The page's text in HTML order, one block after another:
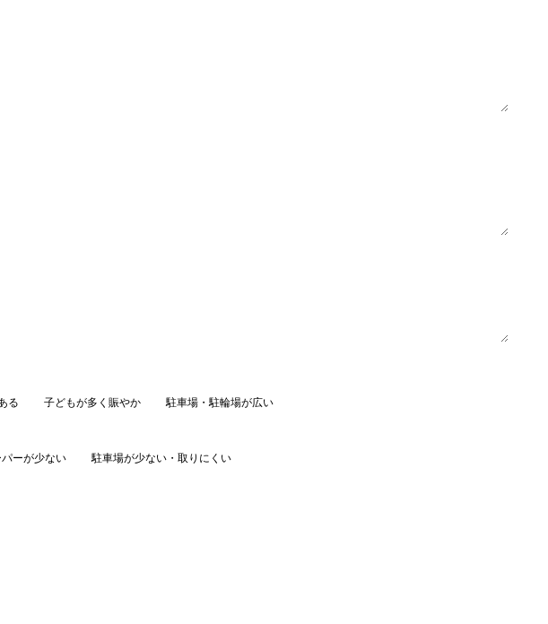
る 子どもが多く賑やか 駐車場・駐輪場が広い
ーが少ない 駐車場が少ない・取りにくい